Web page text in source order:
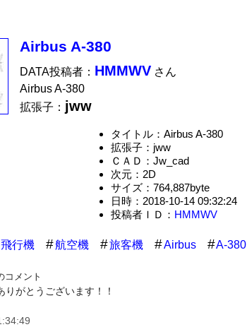
Airbus A-380
DATA投稿者： HMMWV さん
Airbus A-380
拡張子： jww
タイトル：Airbus A-380
拡張子：jww
ＣＡＤ：Jw_cad
次元：2D
サイズ：764,887byte
日時：2018-10-14 09:32:24
投稿者ＩＤ： HMMWV
飛行機 航空機 旅客機 Airbus A-380
コメント
りがとうございます！！